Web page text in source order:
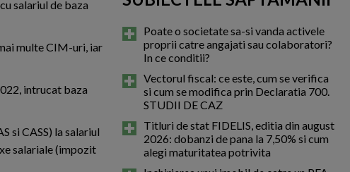
salariul de baza
multe CIM-uri, iar
intrucat baza
si CASS) la salariul
salariale (impozit
Poate o societate sa-si vanda activele
proprii catre angajati sau colaboratori?
In ce conditii?
Vectorul fiscal: ce este, cum se verifica
si cum se modifica prin Declaratia 700.
STUDII DE CAZ
Titluri de stat FIDELIS, editia din august
2026: dobanzi de pana la 7,50% si cum
alegi maturitatea potrivita